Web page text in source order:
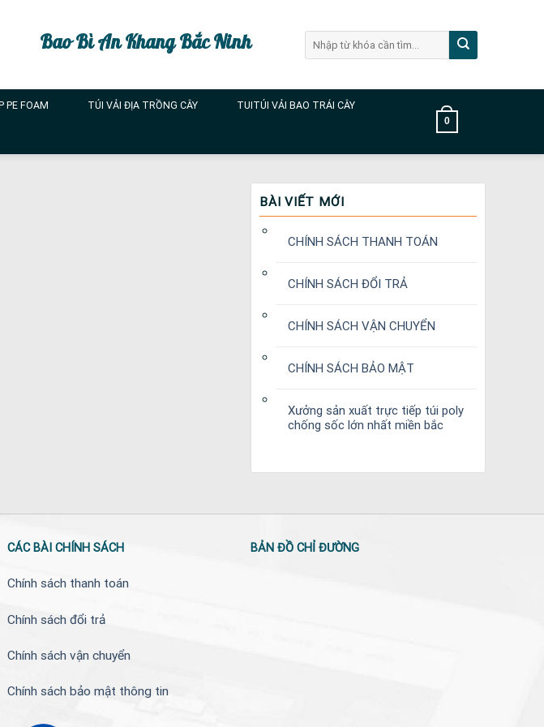
Bao Bì An Khang Bắc Ninh
kiếm:
PE FOAM TÚI VẢI ĐỊA TRỒNG CÂY TUITÚI VẢI BAO TRÁI CÂY
0
BÀI VIẾT MỚI
CHÍNH SÁCH THANH TOÁN
CHÍNH SÁCH ĐỔI TRẢ
CHÍNH SÁCH VẬN CHUYỂN
CHÍNH SÁCH BẢO MẬT
Xưởng sản xuất trực tiếp túi poly
chống sốc lớn nhất miền bắc
CÁC BÀI CHÍNH SÁCH
Chính sách thanh toán
Chính sách đổi trả
Chính sách vận chuyển
Chính sách bảo mật thông tin
BẢN ĐỒ CHỈ ĐƯỜNG